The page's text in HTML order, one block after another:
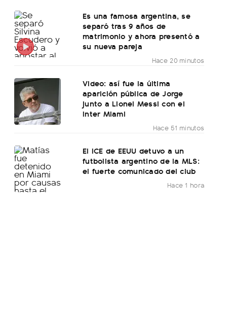
Es una famosa argentina, se
separó tras 9 años de
matrimonio y ahora presentó a
su nueva pareja
Hace 20 minutos
Video: así fue la última
aparición pública de Jorge
junto a Lionel Messi con el
Inter Miami
Hace 51 minutos
El ICE de EEUU detuvo a un
futbolista argentino de la MLS:
el fuerte comunicado del club
Hace 1 hora